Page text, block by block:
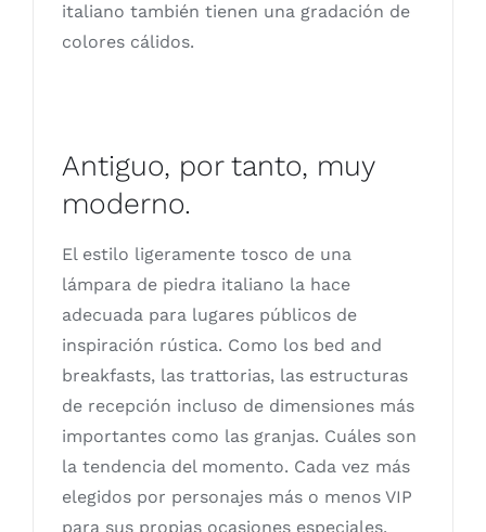
italiano también tienen una gradación de
colores cálidos.
Antiguo, por tanto, muy
moderno.
El estilo ligeramente tosco de una
lámpara de piedra italiano la hace
adecuada para lugares públicos de
inspiración rústica. Como los bed and
breakfasts, las trattorias, las estructuras
de recepción incluso de dimensiones más
importantes como las granjas. Cuáles son
la tendencia del momento. Cada vez más
elegidos por personajes más o menos VIP
para sus propias ocasiones especiales.